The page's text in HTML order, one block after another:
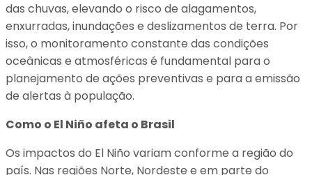
das chuvas, elevando o risco de alagamentos,
enxurradas, inundações e deslizamentos de terra. Por
isso, o monitoramento constante das condições
oceânicas e atmosféricas é fundamental para o
planejamento de ações preventivas e para a emissão
de alertas à população.
Como o El Niño afeta o Brasil
Os impactos do El Niño variam conforme a região do
país. Nas regiões Norte, Nordeste e em parte do